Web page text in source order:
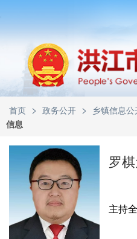
首页 > 政务公开 > 乡镇信息
信息
罗
主持